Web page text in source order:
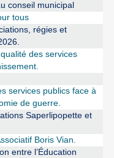
conseil municipal
tous
régies et
des services
services publics face à
de guerre.
Saperlipopette et
Boris Vian.
entre l’Éducation